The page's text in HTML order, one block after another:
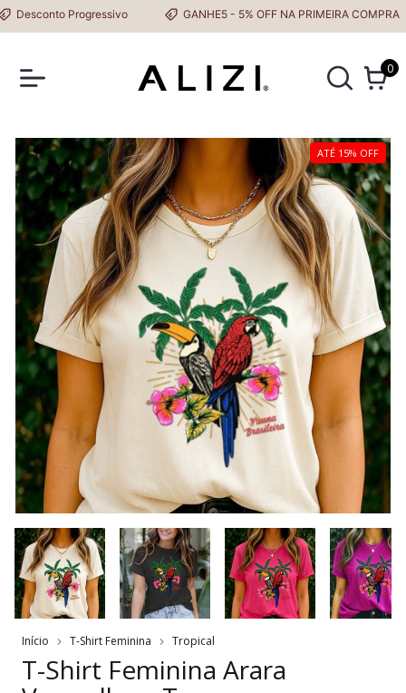
Progressivo GANHE5 - 5% OFF NA PRIMEIRA COMPRA
0
ATÉ 15% OFF
Início T-Shirt Feminina Tropical
T-Shirt Feminina Arara